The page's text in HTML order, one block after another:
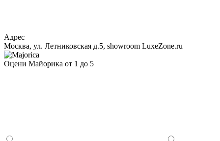
Адрес
Москва, ул. Летниковская д.5, showroom LuxeZone.ru
Оцени Майорика от 1 до 5